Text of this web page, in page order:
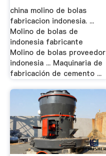
china molino de bolas
fabricacion indonesia. ...
Molino de bolas de
indonesia fabricante
Molino de bolas proveedor
indonesia ... Maquinaria de
fabricación de cemento ...